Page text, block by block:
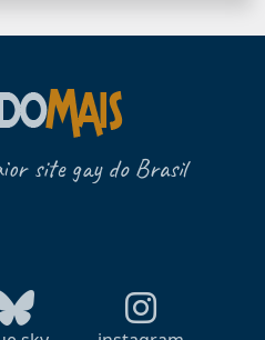
site gay do Brasil